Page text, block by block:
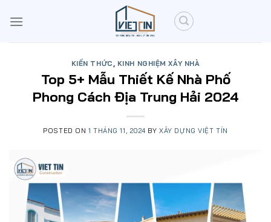
KIẾN THỨC , KINH NGHIỆM XÂY NHÀ
Top 5+ Mẫu Thiết Kế Nhà Phố
Phong Cách Địa Trung Hải 2024
POSTED ON 1 THÁNG 11, 2024 BYXÂY DỰNG VIỆT TÍN